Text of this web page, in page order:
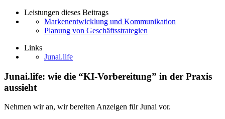
Leistungen dieses Beitrags
Markenentwicklung und Kommunikation
Planung von Geschäftsstrategien
Links
Junai.life
Junai.life: wie die “KI‑Vorbereitung” in der Praxis
aussieht
Nehmen wir an, wir bereiten Anzeigen für Junai vor.